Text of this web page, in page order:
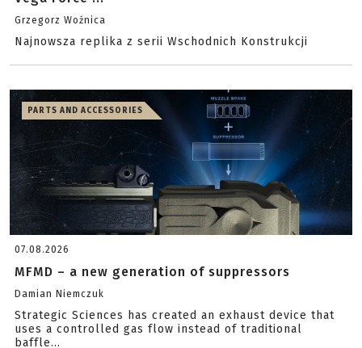
Grzegorz Woźnica
Najnowsza replika z serii Wschodnich Konstrukcji
PARTS AND ACCESSORIES
07.08.2026
MFMD – a new generation of suppressors
Damian Niemczuk
Strategic Sciences has created an exhaust device that
uses a controlled gas flow instead of traditional
baffle...